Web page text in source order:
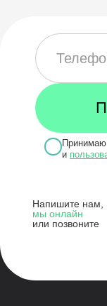
и
Напишите нам,
мы онлайн
или позвоните